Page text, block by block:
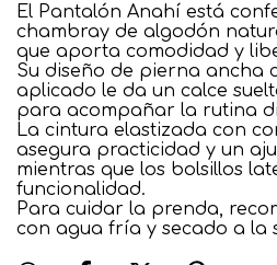
El Pantalón Anahí está
chambray de algodón
que aporta comodidad y
Su diseño de pierna ancha
aplicado le da un calce
para acompañar la rutina
La cintura elastizada con
asegura practicidad y un
mientras que los bolsillos
funcionalidad.
Para cuidar la prenda,
con agua fría y secado a la